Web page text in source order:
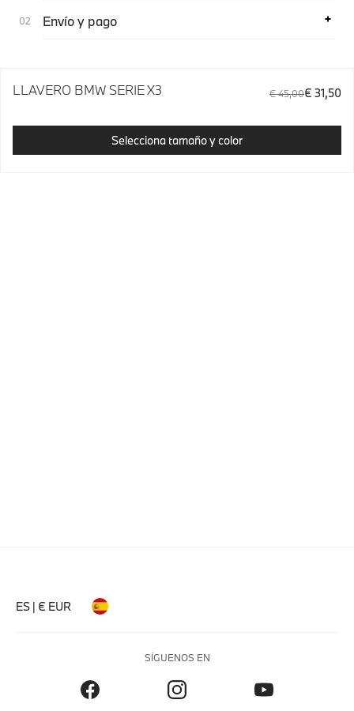
Envío y pago
LLAVERO BMW SERIE X3 € 45,00€ 31,50
Selecciona tamaño y color
ES | € EUR
SÍGUENOS EN